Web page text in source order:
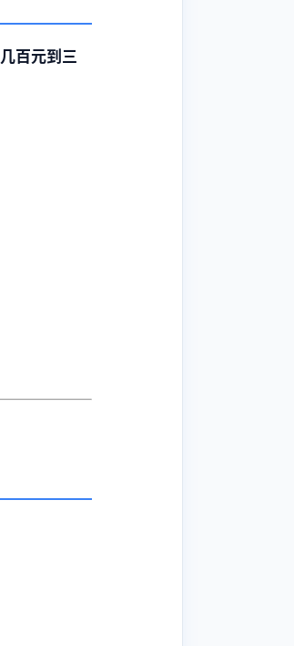
几百元到三